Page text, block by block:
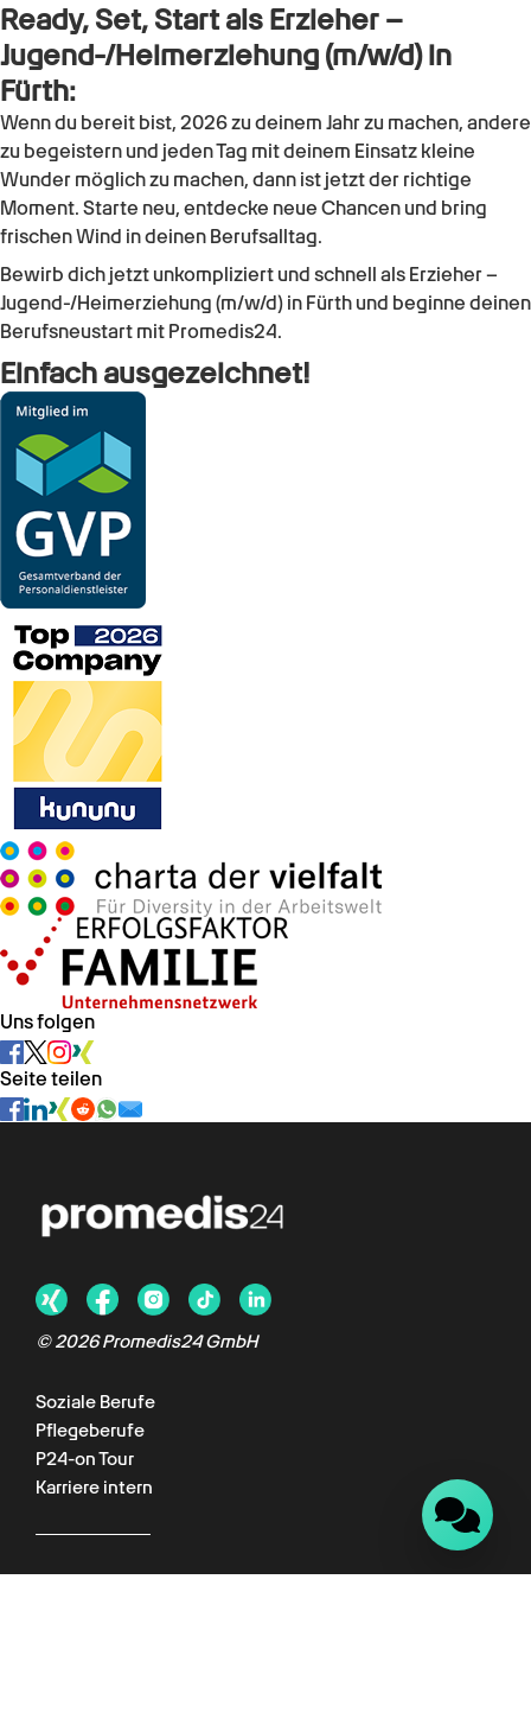
Ready, Set, Start als Erzieher –
Jugend-/Heimerziehung (m/w/d)in
Fürth:
Wenn du bereit bist, 2026 zu deinem Jahr zu machen, andere
zu begeistern und jeden Tag mit deinem Einsatz kleine
Wunder möglich zu machen, dann ist jetzt der richtige
Moment. Starte neu, entdecke neue Chancen und bring
frischen Wind in deinen Berufsalltag.
Bewirb dich jetzt unkompliziert und schnell als Erzieher –
Jugend-/Heimerziehung (m/w/d) in Fürth und beginne deinen
Berufsneustart mit Promedis24.
Einfach ausgezeichnet!
Uns folgen
Seite teilen
© 2026 Promedis24 GmbH
Soziale Berufe
Pflegeberufe
P24-on Tour
Karriere intern
Für Kunden
Chat verfügbar